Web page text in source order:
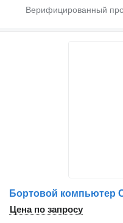
Бортовой компьютер
Цена по запросу